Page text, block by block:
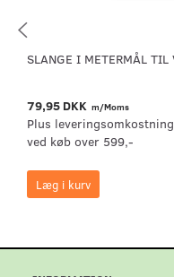
SLANGE I METERMÅL TIL
79,95 DKK m/Moms
Plus
ved køb over 599,-
Læg i kurv